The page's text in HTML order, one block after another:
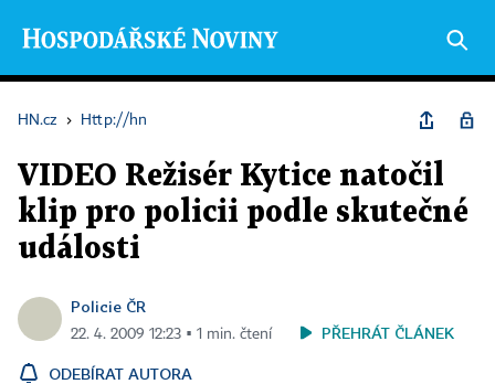
HN.cz › Http://hn
VIDEO Režisér Kytice natočil
klip pro policii podle skutečné
události
Policie ČR
22. 4. 2009 12:23 ▪ 1 min. čtení PŘEHRÁT ČLÁNEK
ODEBÍRAT AUTORA